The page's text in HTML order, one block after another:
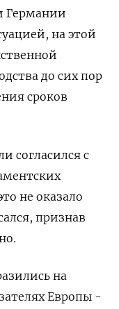
Германии
на этой
до сих пор
сроков
согласился с
не оказало
признав
на
Европы -